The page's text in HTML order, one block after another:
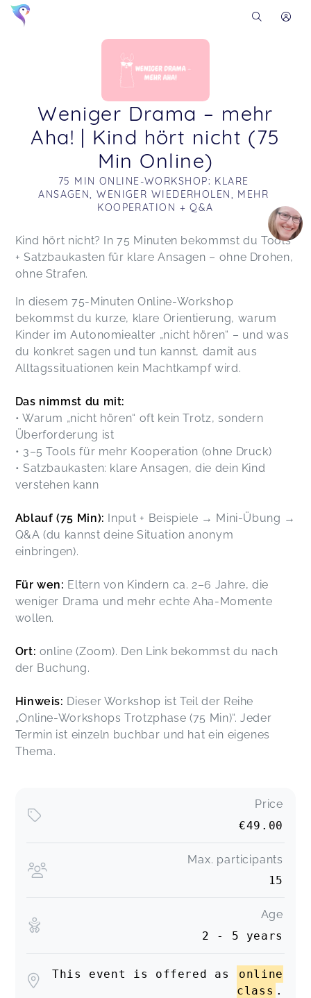
Weniger Drama – mehr
Aha! | Kind hört nicht (75
Min Online)
75 MIN ONLINE-WORKSHOP: KLARE
ANSAGEN, WENIGER WIEDERHOLEN, MEHR
KOOPERATION + Q&A
Soon you will learn more about me here...
Kind hört nicht? In 75 Minuten bekommst du Tools
+ Satzbaukasten für klare Ansagen – ohne Drohen,
ohne Strafen.
In diesem 75-Minuten Online-Workshop
bekommst du kurze, klare Orientierung, warum
Kinder im Autonomiealter „nicht hören“ – und was
du konkret sagen und tun kannst, damit aus
Alltagssituationen kein Machtkampf wird.
Das nimmst du mit:
• Warum „nicht hören“ oft kein Trotz, sondern
Überforderung ist
• 3–5 Tools für mehr Kooperation (ohne Druck)
• Satzbaukasten: klare Ansagen, die dein Kind
verstehen kann
Ablauf (75 Min): Input + Beispiele → Mini-Übung →
Q&A (du kannst deine Situation anonym
einbringen).
Für wen: Eltern von Kindern ca. 2–6 Jahre, die
weniger Drama und mehr echte Aha-Momente
wollen.
Ort: online (Zoom). Den Link bekommst du nach
der Buchung.
Hinweis: Dieser Workshop ist Teil der Reihe
„Online-Workshops Trotzphase (75 Min)“. Jeder
Termin ist einzeln buchbar und hat ein eigenes
Thema.
Price
€49.00
Max. participants
15
Age
2 - 5 years
This event is offered as
online
class .